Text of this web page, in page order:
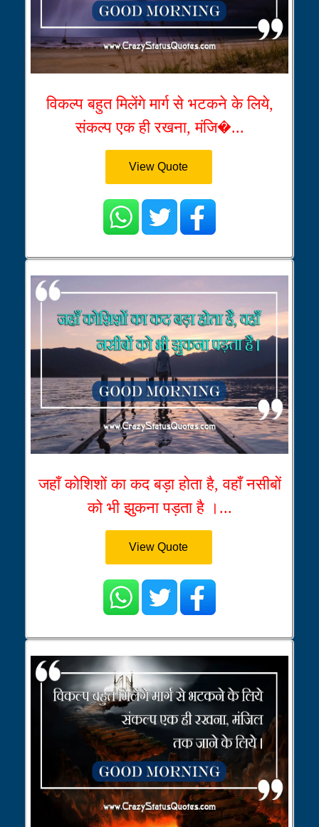
विकल्प बहुत मिलेंगे मार्ग से भटकने के लिये,
संकल्प एक ही रखना, मंजि�...
View Quote
जहाँ कोशिशों का कद बड़ा होता है, वहाँ नसीबों
को भी झुकना पड़ता है ।...
View Quote